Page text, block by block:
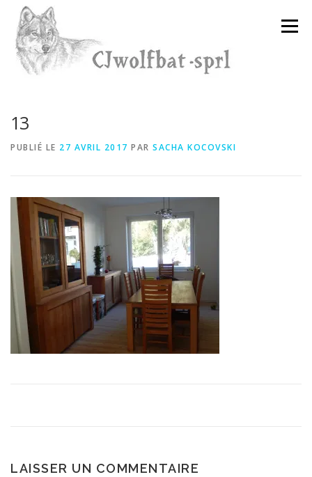
contenu
Menu
13
PUBLIÉ LE 27 AVRIL 2017 PAR SACHA KOCOVSKI
LAISSER UN COMMENTAIRE